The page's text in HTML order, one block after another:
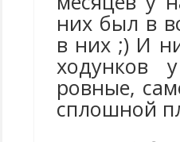
них был в
в них ;) И
ходунков
ровные,
сплошной